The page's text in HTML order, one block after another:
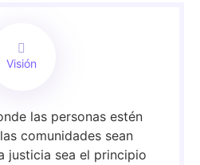
Visión
las personas estén
comunidades sean
justicia sea el principio